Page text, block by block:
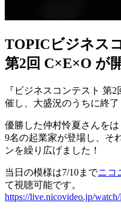
TOPICビジネス
第2回 C×E×O が
『ビジネスコンテスト 第
催し、大盛況のうちに終了
優勝した仲村怜夏さんをは
9名の起業家が登場し、そ
ンを繰り広げました！
当日の模様は7/10までニコ
て視聴可能です。
https://live.nicovideo.jp/watch/